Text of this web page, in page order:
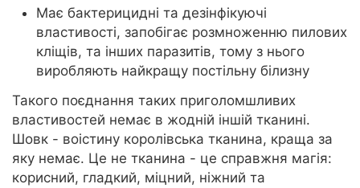
Має бактерицидні та дезінфікуючі
властивості, запобігає розмноженню пилових
кліщів, та інших паразитів, тому з нього
виробляють найкращу постільну білизну
Такого поєднання таких приголомшливих
властивостей немає в жодній іншій тканині.
Шовк - воістину королівська тканина, краща за
яку немає. Це не тканина - це справжня магія:
корисний, гладкий, міцний, ніжний та